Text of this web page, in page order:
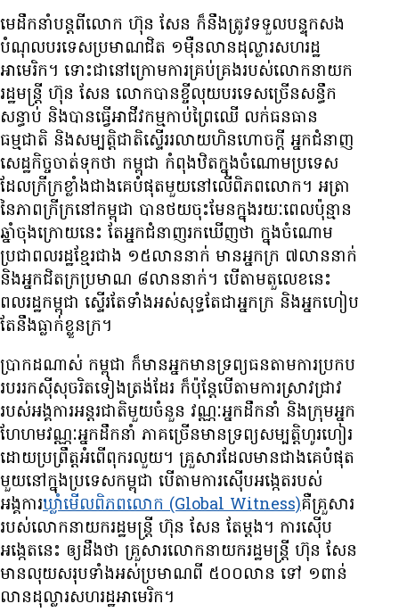
មេ​ដឹកនាំ​បន្ត​ពី​លោក ហ៊ុន សែន ក៏​នឹង​ត្រូវ​ទទួល​បន្ទុក​សង​
បំណុល​បរទេស​ប្រមាណ​ជិត ១​ម៉ឺន​លាន​ដុល្លារ​សហរដ្ឋ​
អាមេរិក។ ទោះ​ជា​នៅ​ក្រោម​ការ​គ្រប់គ្រង​របស់​លោក​នាយក​
រដ្ឋមន្ត្រី ហ៊ុន សែន លោក​បាន​ខ្ចី​លុយ​បរទេស​ច្រើន​សន្ធឹក
សន្ធាប់ និង​បាន​ធ្វើ​អាជីវកម្ម​កាប់​ព្រៃ​ឈើ លក់​ធនធាន​
ធម្មជាតិ និង​សម្បត្តិ​ជាតិ​ស្ទើរ​រលាយ​ហិនហោច​ក្តី អ្នក​ជំនាញ​
សេដ្ឋកិច្ច​ចាត់​ទុក​ថា កម្ពុជា កំពុង​ឋិត​ក្នុង​ចំណោម​ប្រទេស​
ដែល​ក្រីក្រ​ខ្លាំង​ជាង​គេ​បំផុត​មួយ​នៅ​លើ​ពិភពលោក។ អត្រា​
នៃ​ភាព​ក្រីក្រ​នៅ​កម្ពុជា បាន​ថយ​ចុះ​មែន​ក្នុង​រយៈពេល​ប៉ុន្មាន​
ឆ្នាំ​ចុង​ក្រោយ​នេះ តែ​អ្នក​ជំនាញ​រក​ឃើញ​ថា ក្នុង​ចំណោម​
ប្រជាពលរដ្ឋ​ខ្មែរ​ជាង ១៥​លាន​នាក់ មាន​អ្នក​ក្រ ៧​លាន​នាក់
និង​អ្នក​ជិត​ក្រ​ប្រមាណ ៨​លាន​នាក់។ បើ​តាម​តួលេខ​នេះ
ពលរដ្ឋ​កម្ពុជា ស្ទើរ​តែ​ទាំងអស់​សុទ្ធតែ​ជា​អ្នក​ក្រ និង​អ្នក​ហៀប​
តែ​នឹង​ធ្លាក់​ខ្លួន​ក្រ។
ប្រាកដ​ណាស់ កម្ពុជា ក៏​មាន​អ្នក​មាន​ទ្រព្យ​ធន​តាម​ការ​ប្រកប​
របរ​រក​ស៊ី​សុចរិត​ទៀង​ត្រង់​ដែរ ក៏ប៉ុន្តែ​បើ​តាម​ការ​ស្រាវជ្រាវ​
របស់​អង្គការ​អន្តរជាតិ​មួយ​ចំនួន វណ្ណៈ​អ្នក​ដឹកនាំ និង​ក្រុម​អ្នក​
ហែហម​វណ្ណៈ​អ្នក​ដឹកនាំ ភាគច្រើន​មាន​ទ្រព្យ​សម្បត្តិ​ហូរហៀរ​
ដោយ​ប្រព្រឹត្ត​អំពើ​ពុក​រលួយ។ គ្រួសារ​ដែល​មាន​ជាង​គេ​បំផុត​
មួយ​នៅ​ក្នុង​ប្រទេស​កម្ពុជា បើ​តាម​ការ​ស៊ើប​អង្កេត​របស់​
អង្គការ​ឃ្លាំមើល​ពិភពលោក(Global Witness)គឺ​គ្រួសារ​
របស់​លោក​នាយក​រដ្ឋមន្ត្រី ហ៊ុន សែន តែ​ម្តង។ ការ​ស៊ើប​
អង្កេត​នេះ ឲ្យ​ដឹង​ថា គ្រួសារ​លោក​នាយក​រដ្ឋមន្ត្រី ហ៊ុន សែន
មាន​លុយ​សរុប​ទាំងអស់​ប្រមាណ​ពី ៥០០​លាន​ ទៅ ១​ពាន់​
លាន​ដុល្លារ​សហរដ្ឋ​អាមេរិក។